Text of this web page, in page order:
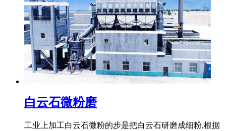
白云石微粉磨
工业上加工白云石微粉的步是把白云石研磨成细粉,根据